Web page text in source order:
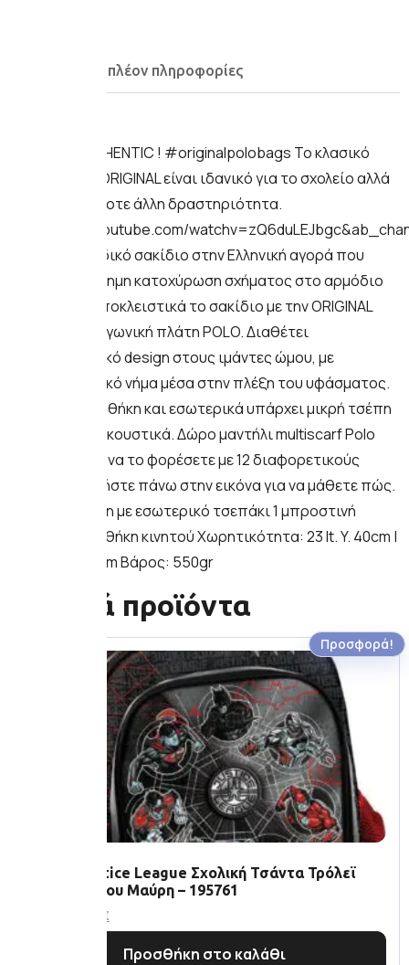
Επιπλέον πληροφορίες
THE ONLY AUTHENTIC ! #originalpolobags Το κλασικό
σακίδιο Polo ORIGINAL είναι ιδανικό για το σχολείο αλλά
και οποιαδήποτε άλλη δραστηριότητα.
https://www.youtube.com/
Είναι τo μοναδικό σακίδιο στην Ελληνική αγορά που
διαθέτει επίσημη κατοχύρωση σχήματος στο αρμόδιο
Υπουργείο. Αποκλειστικά το σακίδιο με την ORIGINAL
ανατομική τριγωνική πλάτη POLO. Διαθέτει
χαρακτηριστικό design στους ιμάντες ώμου, με
αντανακλαστικό νήμα μέσα στην πλέξη του υφάσματος.
Στην κεντρική θήκη και εσωτερικά υπάρχει μικρή τσέπη
με έξοδο για ακουστικά. Δώρο μαντήλι multiscarf Polo
που μπορείτε να το φορέσετε με 12 διαφορετικούς
τρόπους Πατήστε πάνω στην εικόνα για να μάθετε πώς.
1 κεντρική θήκη με εσωτερικό τσεπάκι 1 μπροστινή
τσέπη Πλαϊνή θήκη κινητού Χωρητικότητα: 23 lt. Y. 40cm |
Μ. 31cm |Π. 18cm Βάρος: 550gr
Σχετικά προϊόντα
Προσφορά!
Graffiti Justice League Σχολική Τσάντα Τρόλεϊ
Νηπιαγωγείου Μαύρη – 195761
€
Προσθήκη στο καλάθι